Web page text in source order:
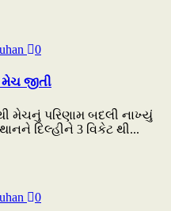
0
મેચ જીતી
મેચનું પરિણામ બદલી નાખ્યું
દિલ્હીને 3 વિકેટ થી...
0